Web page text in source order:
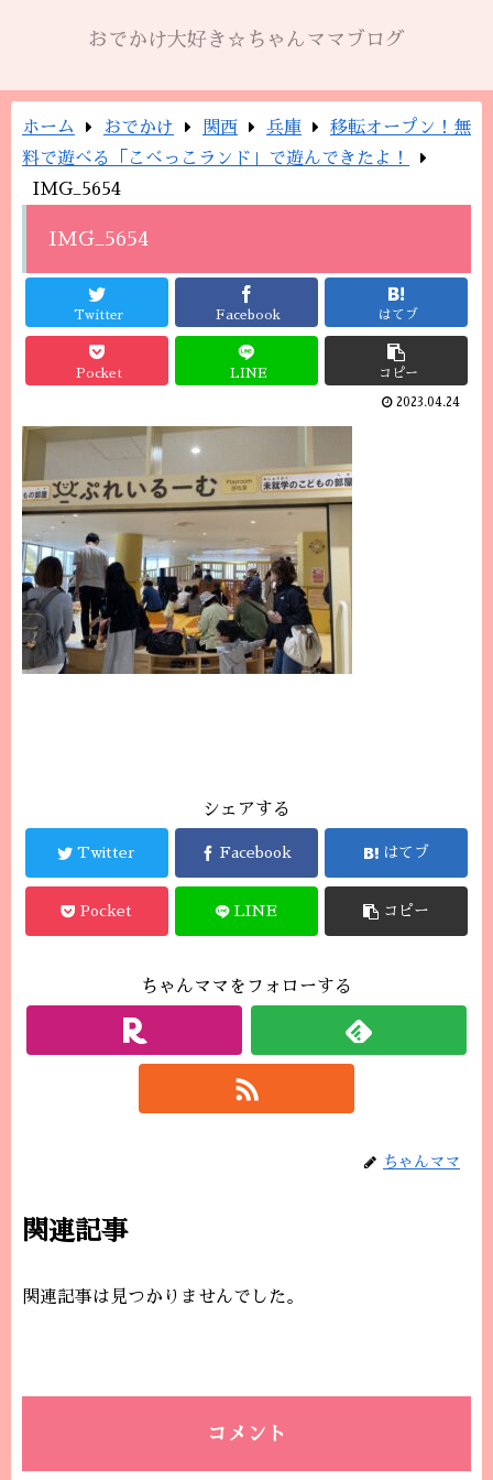
おでかけ大好き☆ちゃんママブログ
ホーム おでかけ 関西 兵庫
移転オープン！無
料で遊べる「こべっこランド」で遊んできたよ！
IMG_5654
IMG_5654
Twitter Facebook はてブ
Pocket LINE コピー
2023.04.24
シェアする
Twitter Facebook はてブ
Pocket LINE コピー
ちゃんママをフォローする
ちゃんママ
関連記事
関連記事は見つかりませんでした。
コメント